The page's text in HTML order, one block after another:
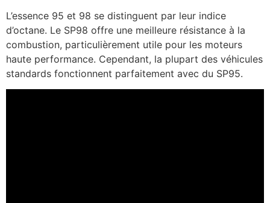
L’essence 95 et 98 se distinguent par leur indice
d’octane. Le SP98 offre une meilleure résistance à la
combustion, particulièrement utile pour les moteurs
haute performance. Cependant, la plupart des véhicules
standards fonctionnent parfaitement avec du SP95.